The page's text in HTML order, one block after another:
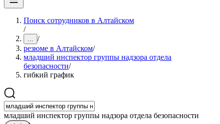
Поиск сотрудников в Алтайском
/
... /
резюме в Алтайском/
младший инспектор группы надзора отдела
безопасности/
гибкий график
младший инспектор группы надзора отдела безопасности